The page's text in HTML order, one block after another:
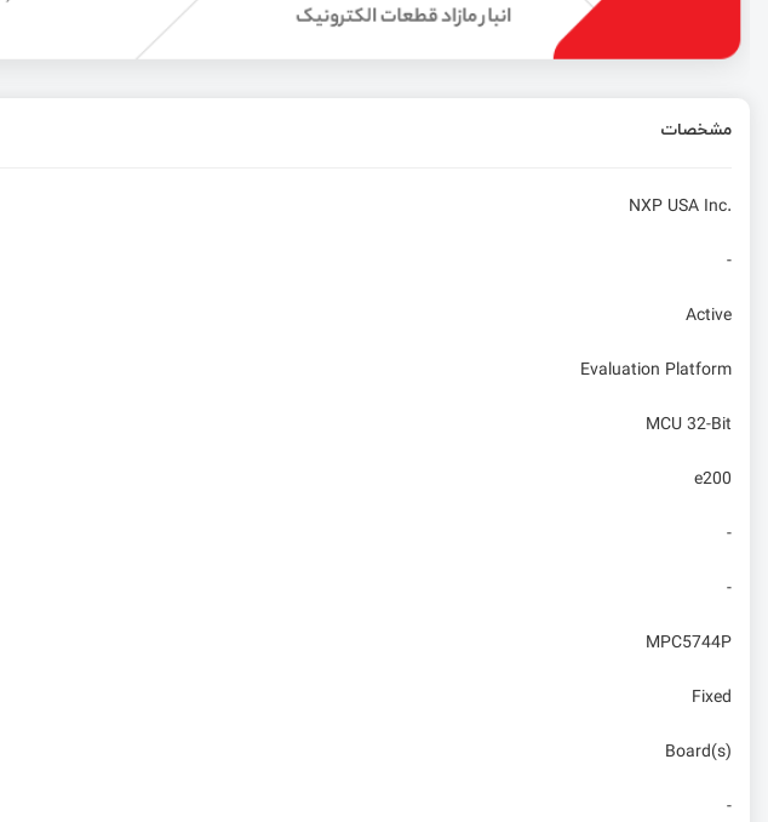
بررسی حالت Deep sleep ماژول ePulse Feather مدل ESP32
مشخصات
NXP USA Inc.
-
Active
Evaluation Platform
MCU 32-Bit
e200
-
-
MPC5744P
Fixed
Board(s)
-